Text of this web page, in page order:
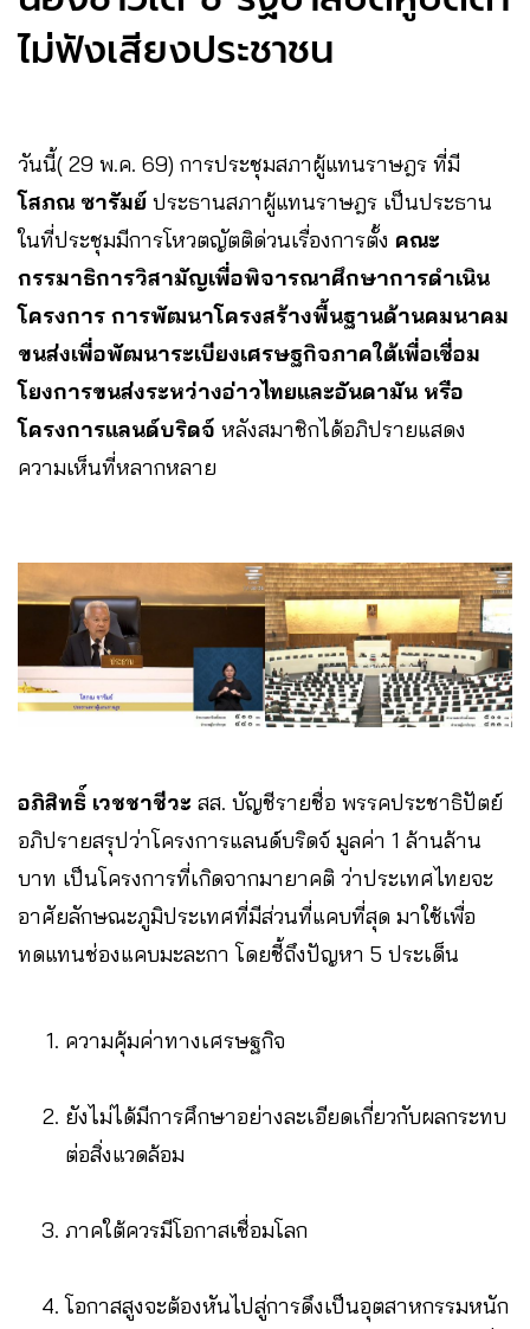
ไม่ฟังเสียงประชาชน
วันนี้( 29 พ.ค. 69) การประชุมสภาผู้แทนราษฎร ที่มี
โสภณ ซารัมย์ ประธานสภาผู้แทนราษฎร เป็นประธาน
ในที่ประชุมมีการโหวตญัตติด่วนเรื่องการตั้ง คณะ
กรรมาธิการวิสามัญเพื่อพิจารณาศึกษาการดำเนิน
โครงการ การพัฒนาโครงสร้างพื้นฐานด้านคมนาคม
ขนส่งเพื่อพัฒนาระเบียงเศรษฐกิจภาคใต้เพื่อเชื่อม
โยงการขนส่งระหว่างอ่าวไทยและอันดามัน หรือ
โครงการแลนด์บริดจ์ หลังสมาชิกได้อภิปรายแสดง
ความเห็นที่หลากหลาย
อภิสิทธิ์ เวชชาชีวะ สส. บัญชีรายชื่อ พรรคประชาธิปัตย์
อภิปรายสรุปว่าโครงการแลนด์บริดจ์ มูลค่า 1 ล้านล้าน
บาท เป็นโครงการที่เกิดจากมายาคติ ว่าประเทศไทยจะ
อาศัยลักษณะภูมิประเทศที่มีส่วนที่แคบที่สุด มาใช้เพื่อ
ทดแทนช่องแคบมะละกา โดยชี้ถึงปัญหา 5 ประเด็น
ความคุ้มค่าทางเศรษฐกิจ
ยังไม่ได้มีการศึกษาอย่างละเอียดเกี่ยวกับผลกระทบ
ต่อสิ่งแวดล้อม
ภาคใต้ควรมีโอกาสเชื่อมโลก
โอกาสสูงจะต้องหันไปสู่การดึงเป็นอุตสาหกรรมหนัก